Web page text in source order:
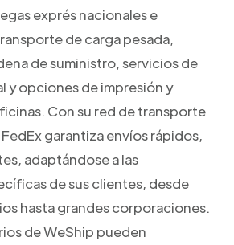
exprés nacionales e
de carga pesada,
de suministro, servicios de
y opciones de impresión y
Con su red de transporte
garantiza envíos rápidos,
adaptándose a las
de sus clientes, desde
hasta grandes corporaciones.
de WeShip pueden